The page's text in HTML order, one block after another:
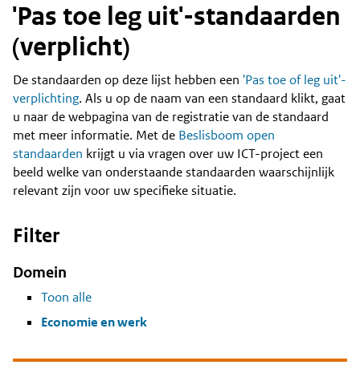
'Pas toe leg uit'-standaarden
(verplicht)
Content
De standaarden op deze lijst hebben een 'Pas toe of leg uit'-
verplichting. Als u op de naam van een standaard klikt, gaat
u naar de webpagina van de registratie van de standaard
met meer informatie. Met de Beslisboom open
standaarden krijgt u via vragen over uw ICT-project een
beeld welke van onderstaande standaarden waarschijnlijk
relevant zijn voor uw specifieke situatie.
Filter
Domein
Toon alle
Economie en werk